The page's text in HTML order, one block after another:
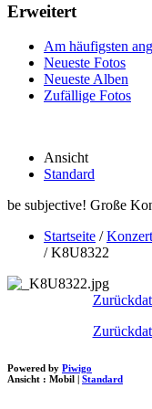
Erweitert
Am häufigsten
Neueste Fotos
Neueste Alben
Zufällige Fotos
Ansicht
Standard
be subjective! Große
Startseite /
/K8U8322
Zurück
Zurück
Powered by Piwigo
Ansicht : Mobil Standard